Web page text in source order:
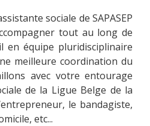
sociale de SAPASEP
tout au long de
en équipe pluridisciplinaire
meilleure coordination du
avec votre entourage
de la Ligue Belge de la
le bandagiste,
etc...